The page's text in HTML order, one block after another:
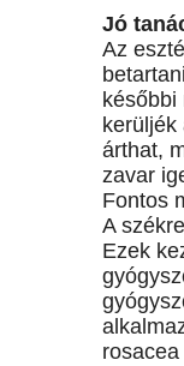
Jó
Az
árthat,
zavar
Fontos
A
Ezek